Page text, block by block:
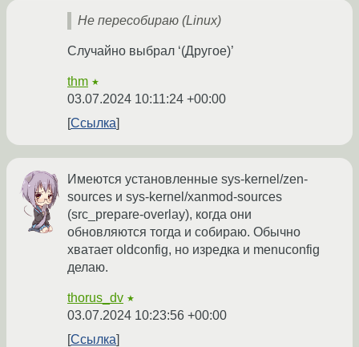
Не пересобираю (Linux)
Случайно выбрал ‘(Другое)’
thm ★
03.07.2024 10:11:24 +00:00
Ссылка
Имеются установленные sys-kernel/zen-
sources и sys-kernel/xanmod-sources
(src_prepare-overlay), когда они
обновляются тогда и собираю. Обычно
хватает oldconfig, но изредка и menuconfig
делаю.
thorus_dv ★
03.07.2024 10:23:56 +00:00
Ссылка